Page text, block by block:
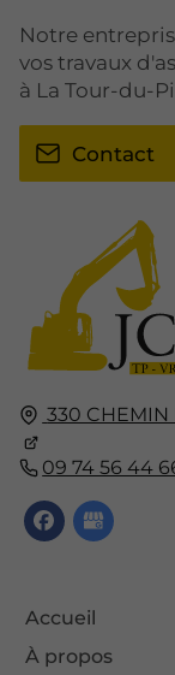
330 CHEMIN
09 74 56 44
Accueil
À propos
Notre
vos travaux
à La Tour-du-
Contact